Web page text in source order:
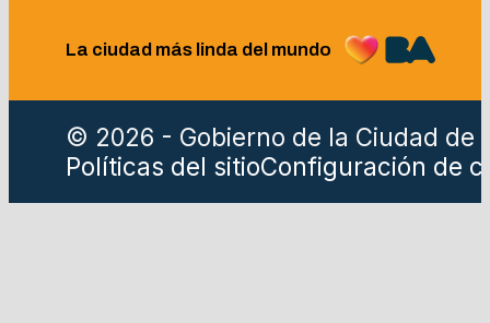
La ciudad más linda del mundo
© 2026 - Gobierno de la Ciudad de
Políticas del sitioConfiguración de